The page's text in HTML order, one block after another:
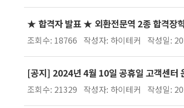
★ 합격자 발표 ★ 외환전문역 2종 합격장
조회수: 18766 작성자: 하이테커 작성일:
[공지] 2024년 4월 10일 공휴일 고객센터
조회수: 21329 작성자: 하이테커 작성일: